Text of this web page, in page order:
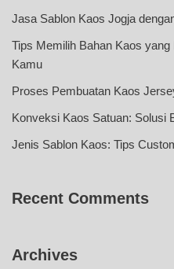
Jasa Sablon Kaos Jogja
Tips Memilih Bahan Kaos
Kamu
Proses Pembuatan Kaos
Konveksi Kaos Satuan: Solusi
Jenis Sablon Kaos: Tips
Recent Comments
Archives